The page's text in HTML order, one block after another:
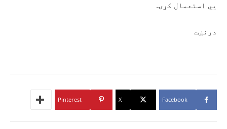
يي استعمال کړۍ.
درنښت
Facebook
X
Pinterest